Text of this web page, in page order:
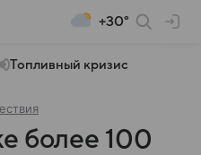
+30°
Топливный кризис
более 100